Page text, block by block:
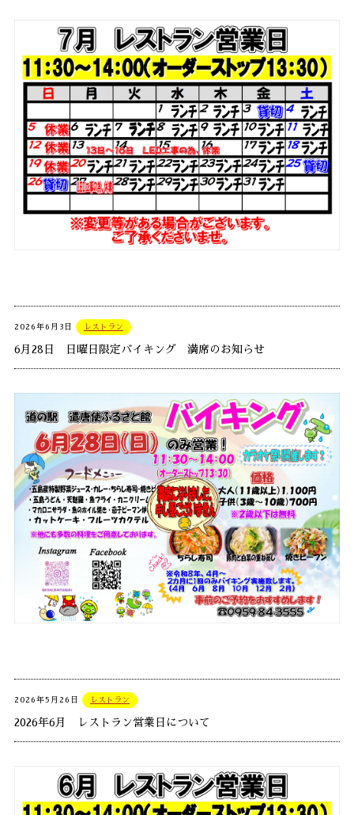
2026年6月3日 レストラン
6月28日 日曜日限定バイキング 満席のお知らせ
2026年5月26日 レストラン
2026年6月 レストラン営業日について